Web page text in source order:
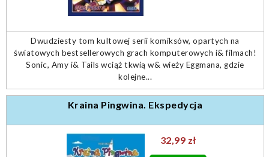
Dwudziesty tom kultowej serii komiksów, opartych na
światowych bestsellerowych grach komputerowych i& filmach!
Sonic, Amy i& Tails wciąż tkwią w& wieży Eggmana, gdzie
kolejne...
Kraina Pingwina. Ekspedycja
32,99 zł